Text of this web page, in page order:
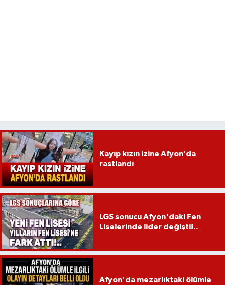
Kayıp kızın izine Afyon’da
rastlandı
LGS sonucu Afyon'daki Fen
Liselerinde lider değişti!..
Afyon'da mezarlıktaki ölümle